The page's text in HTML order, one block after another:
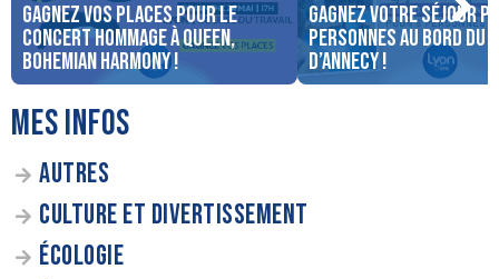
Gagnez vos places pour le
concert Hommage à Queen,
Bohemian Harmony !
Gagnez votre séjour
personnes au bord du
d’Annecy !
MES INFOS
AUTRES
CULTURE ET DIVERTISSEMENT
ÉCOLOGIE